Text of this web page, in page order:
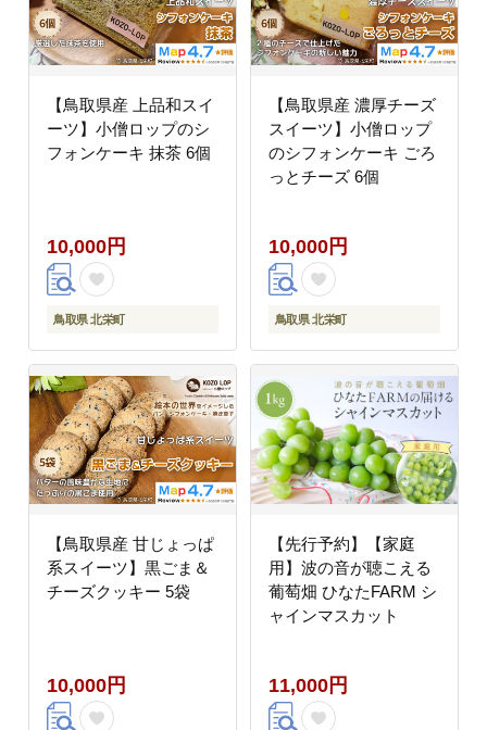
【鳥取県産 上品和スイ
ーツ】小僧ロップのシ
フォンケーキ 抹茶 6個
10,000円
鳥取県 北栄町
【鳥取県産 濃厚チーズ
スイーツ】小僧ロップ
のシフォンケーキ ごろ
っとチーズ 6個
10,000円
鳥取県 北栄町
【鳥取県産 甘じょっぱ
系スイーツ】黒ごま＆
チーズクッキー 5袋
10,000円
【先行予約】【家庭
用】波の音が聴こえる
葡萄畑 ひなたFARM シ
ャインマスカット
11,000円